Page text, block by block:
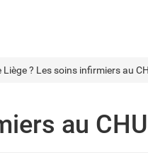
? Les soins infirmiers au
au CHU